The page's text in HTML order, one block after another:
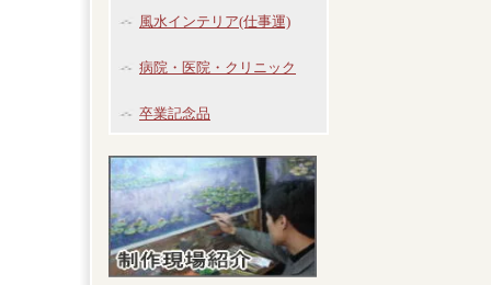
風水インテリア(仕事運)
病院・医院・クリニック
卒業記念品